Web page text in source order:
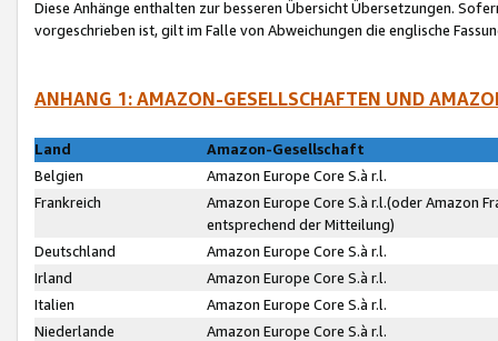
Diese Anhänge enthalten zur besseren Übersicht Übersetzungen.
vorgeschrieben ist, gilt im Falle von Abweichungen die englische
ANHANG 1: AMAZON-GESELLSCHAFTEN UND
Land
Amazon-Gesellschaft
Belgien
Amazon Europe Core S.à r.l.
Frankreich
Amazon Europe Core S.à r.l.(oder Amazon
entsprechend der Mitteilung)
Deutschland
Amazon Europe Core S.à r.l.
Irland
Amazon Europe Core S.à r.l.
Italien
Amazon Europe Core S.à r.l.
Niederlande
Amazon Europe Core S.à r.l.